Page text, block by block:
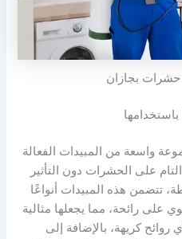
بجازان
باستخدامها
واسعة من المبيدات الفعالة
على الحشرات دون التأثير
تتضمن هذه المبيدات أنواعًا
على رائحة، مما يجعلها مثالية
كريهة، بالإضافة إلى